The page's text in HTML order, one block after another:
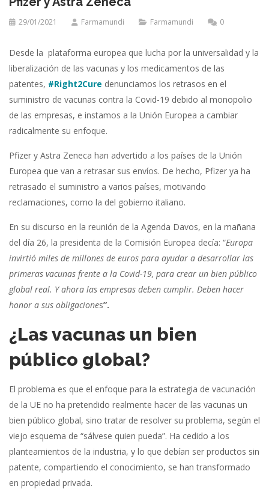
29/01/2021 Farmamundi Farmamundi 0
Desde la plataforma europea que lucha por la universalidad y la
liberalización de las vacunas y los medicamentos de las
patentes, #Right2Cure denunciamos los retrasos en el
suministro de vacunas contra la Covid-19 debido al monopolio
de las empresas, e instamos a la Unión Europea a cambiar
radicalmente su enfoque.
Pfizer y Astra Zeneca han advertido a los países de la Unión
Europea que van a retrasar sus envíos. De hecho, Pfizer ya ha
retrasado el suministro a varios países, motivando
reclamaciones, como la del gobierno italiano.
En su discurso en la reunión de la Agenda Davos, en la mañana
del día 26, la presidenta de la Comisión Europea decía: “Europa
invirtió miles de millones de euros para ayudar a desarrollar las
primeras vacunas frente a la Covid-19, para crear un bien público
global real. Y ahora las empresas deben cumplir. Deben hacer
honor a sus obligaciones”.
¿Las vacunas un bien
público global?
El problema es que el enfoque para la estrategia de vacunación
de la UE no ha pretendido realmente hacer de las vacunas un
bien público global, sino tratar de resolver su problema, según el
viejo esquema de “sálvese quien pueda”. Ha cedido a los
planteamientos de la industria, y lo que debían ser productos sin
patente, compartiendo el conocimiento, se han transformado
en propiedad privada.